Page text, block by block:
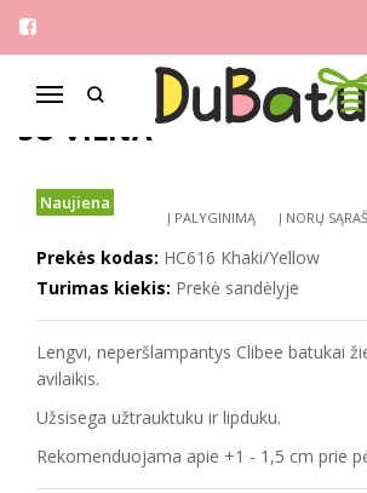
Navigacija
Pagrindinis
CLIBEE 33-38 ŽIEMINIAI
SU VILNA
Naujiena
Į PALYGINIMĄ Į NORŲ
Prekės kodas: HC616 Khaki/Yellow
Turimas kiekis: Prekė sandėlyje
Lengvi, neperšlampantys Clibee batukai
avilaikis.
Užsisega užtrauktuku ir lipduku.
Rekomenduojama apie +1 - 1,5 cm prie